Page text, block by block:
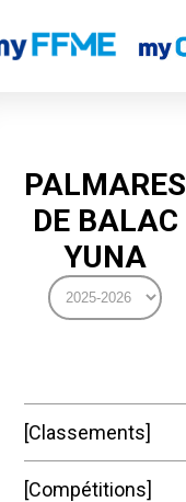
Classements
PALMARES
DE BALAC
YUNA
Classements
Compétitions